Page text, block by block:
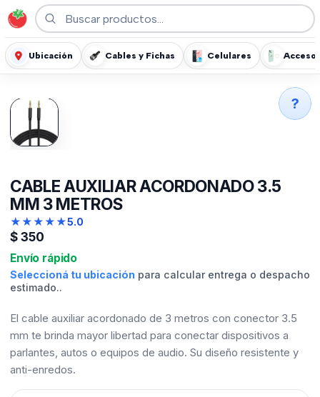
Ubicación Cables y Fichas Celulares
CABLE AUXILIAR ACORDONADO 3.5
MM 3 METROS
★★★★★5.0
$350
Envío rápido
Seleccioná tu ubicación para calcular entrega o despacho
estimado..
El cable auxiliar acordonado de 3 metros con conector 3.5
mm te brinda mayor libertad para conectar dispositivos a
parlantes, autos o equipos de audio. Su diseño resistente y
anti-enredos.
?